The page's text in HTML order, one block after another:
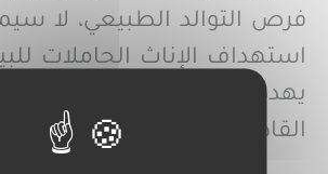
فرص التوالد الطبيعي، لا
استهداف الإناث الحاملات
يهدد بانخفاض المخزون في
القادمة.